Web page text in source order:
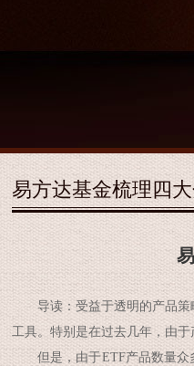
易方达基金梳理四
导读：受益于透明的产品策
工具。特别是在过去几年，由
但是，由于ETF产品数量众